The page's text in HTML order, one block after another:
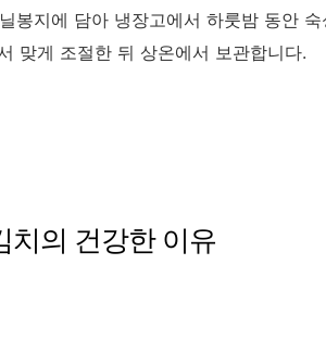
봉지에 담아 냉장고에서 하룻밤 동안 숙
맞게 조절한 뒤 상온에서 보관합니다.
치의 건강한 이유